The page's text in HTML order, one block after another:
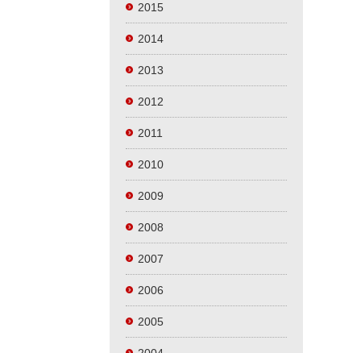
2015
2014
2013
2012
2011
2010
2009
2008
2007
2006
2005